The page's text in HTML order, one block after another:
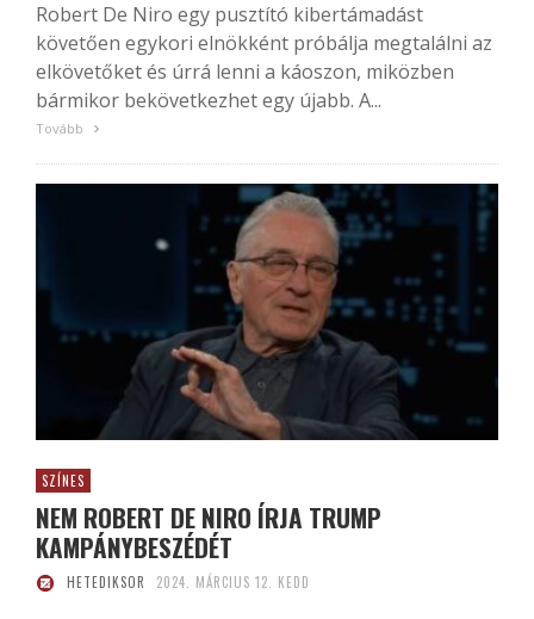
Robert De Niro egy pusztító kibertámadást
követően egykori elnökként próbálja megtalálni az
elkövetőket és úrrá lenni a káoszon, miközben
bármikor bekövetkezhet egy újabb. A...
Tovább
SZÍNES
NEM ROBERT DE NIRO ÍRJA TRUMP
KAMPÁNYBESZÉDÉT
HETEDIKSOR 2024. MÁRCIUS 12. KEDD